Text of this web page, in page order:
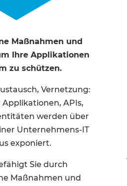
Maßnahmen und
Ihre Applikationen
zu schützen.
Vernetzung:
APIs,
werden über
Unternehmens-IT
exponiert.
Sie durch
Maßnahmen und